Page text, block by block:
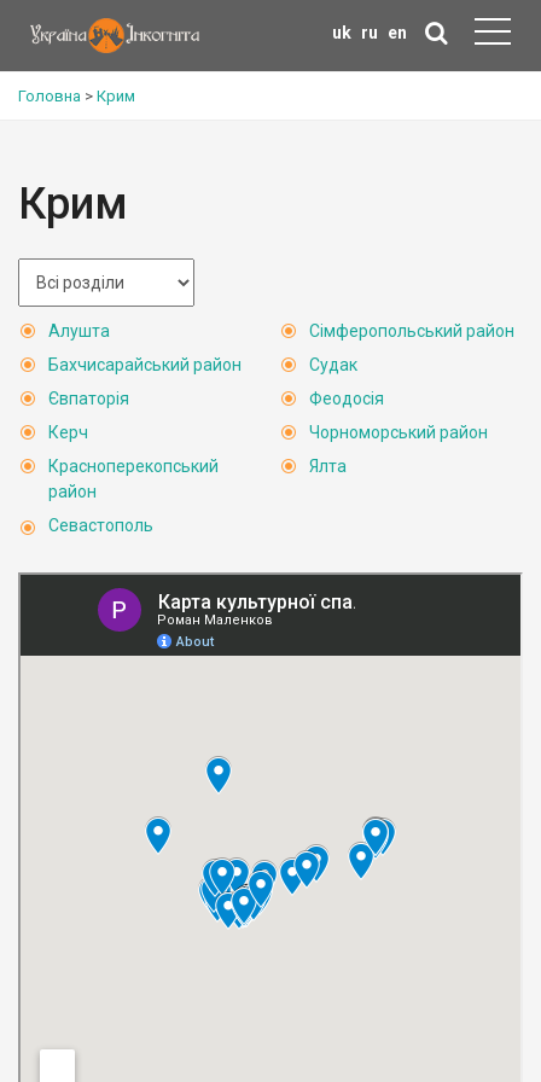
uk ru en
Головна > Крим
Крим
Алушта
Бахчисарайський район
Євпаторія
Керч
Красноперекопський
район
Севастополь
Сімферопольський район
Судак
Феодосія
Чорноморський район
Ялта